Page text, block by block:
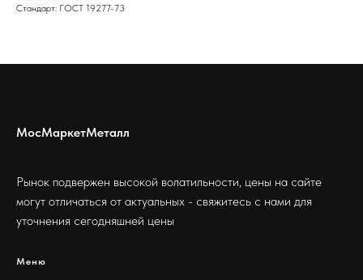
Стандарт: ГОСТ 19277-73
МосМаркетМеталл
Рынок подвержен высокой волатильности, цены на сайте
могут отличаться от актуальных - свяжитесь с нами для
уточнения сегодняшней цены
Меню